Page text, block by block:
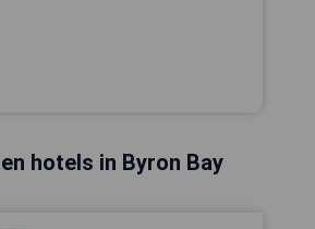
hotels in Byron Bay